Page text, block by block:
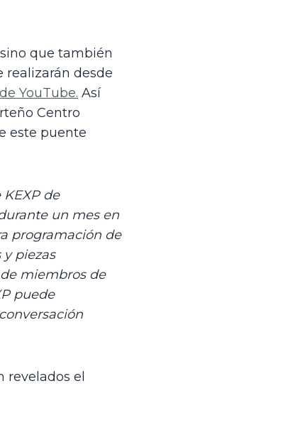
que también
realizarán desde
YouTube. Así
Centro
este puente
de
un mes en
programación de
piezas
miembros de
puede
revelados el